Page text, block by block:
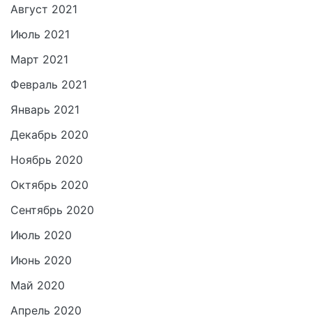
Август 2021
Июль 2021
Март 2021
Февраль 2021
Январь 2021
Декабрь 2020
Ноябрь 2020
Октябрь 2020
Сентябрь 2020
Июль 2020
Июнь 2020
Май 2020
Апрель 2020